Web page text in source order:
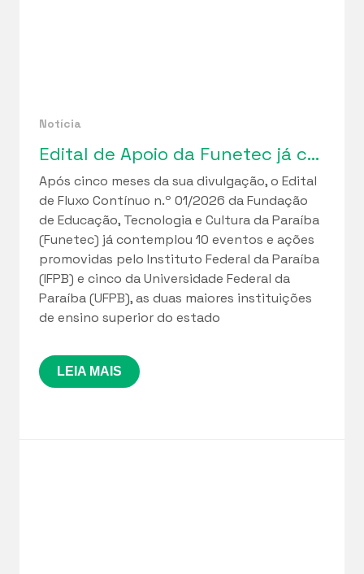
Notícia
Edital de Apoio da Funetec já contemplou 10 iniciativas do IFPB e 5 da UFPB
Após cinco meses da sua divulgação, o Edital
de Fluxo Contínuo n.º 01/2026 da Fundação
de Educação, Tecnologia e Cultura da Paraíba
(Funetec) já contemplou 10 eventos e ações
promovidas pelo Instituto Federal da Paraíba
(IFPB) e cinco da Universidade Federal da
Paraíba (UFPB), as duas maiores instituições
de ensino superior do estado
LEIA MAIS